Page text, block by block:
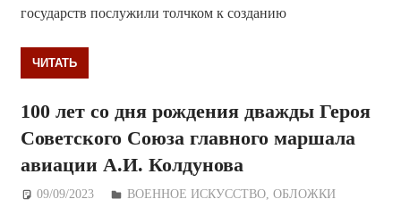
государств послужили толчком к созданию
ЧИТАТЬ
100 лет со дня рождения дважды Героя
Советского Союза главного маршала
авиации А.И. Колдунова
09/09/2023 Дежурный по Редакции
ВОЕННОЕ ИСКУССТВО,ОБЛОЖКИ